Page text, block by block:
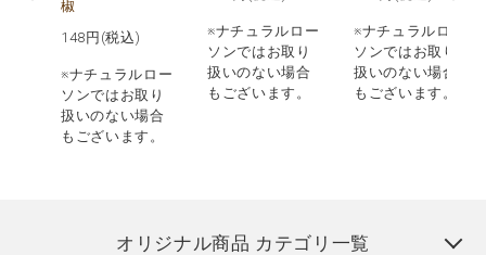
椒
148 円(税込)
※ナチュラルロー
ソンではお取り
扱いのない場合
もございます。
※ナチュラルロー
ソンではお取り
扱いのない場合
もございます。
※ナチュラルロー
ソンではお取り
扱いのない場合
もございます。
オリジナル商品 カテゴリ一覧